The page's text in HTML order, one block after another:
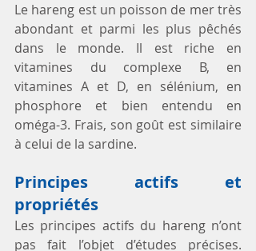
Le hareng est un poisson de mer très
abondant et parmi les plus pêchés
dans le monde. Il est riche en
vitamines du complexe B, en
vitamines A et D, en sélénium, en
phosphore et bien entendu en
oméga-3. Frais, son goût est similaire
à celui de la sardine.
Principes actifs et
propriétés
Les principes actifs du hareng n’ont
pas fait l’objet d’études précises.